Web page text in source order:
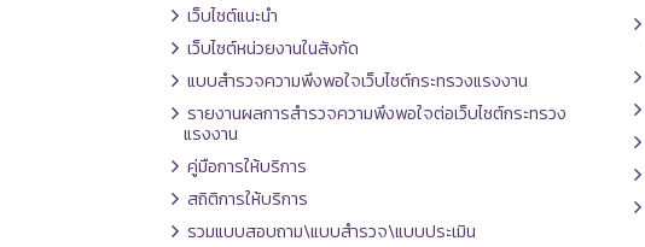
เว็บไซต์แนะนำ
เว็บไซต์หน่วยงานในสังกัด
แบบสำรวจความพึงพอใจเว็บไซต์กระทรวงแรงงาน
รายงานผลการสำรวจความพึงพอใจต่อเว็บไซต์กระทรวง
แรงงาน
คู่มือการให้บริการ
สถิติการให้บริการ
รวมแบบสอบถาม\แบบสำรวจ\แบบประเมิน